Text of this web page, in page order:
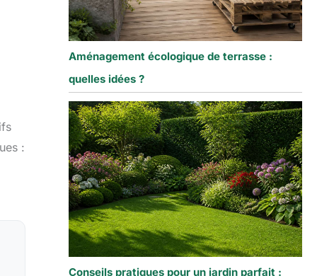
:
Aménagement écologique de terrasse :
quelles idées ?
Conseils pratiques pour un jardin parfait :